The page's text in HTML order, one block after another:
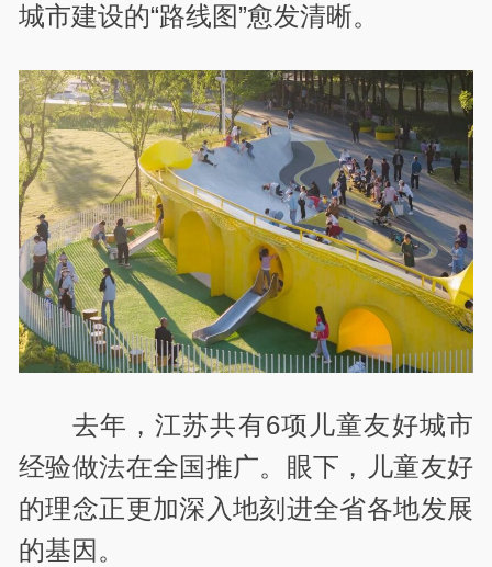
城市建设的“路线图”愈发清晰。
去年，江苏共有6项儿童友好城市
经验做法在全国推广。眼下，儿童友好
的理念正更加深入地刻进全省各地发展
的基因。